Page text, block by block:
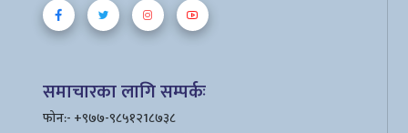
समाचारका लागि सम्पर्कः
फोन:- +९७७-९८५१२1८७३८